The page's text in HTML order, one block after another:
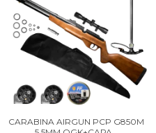
CARABINA AIRGUN PCP G850M